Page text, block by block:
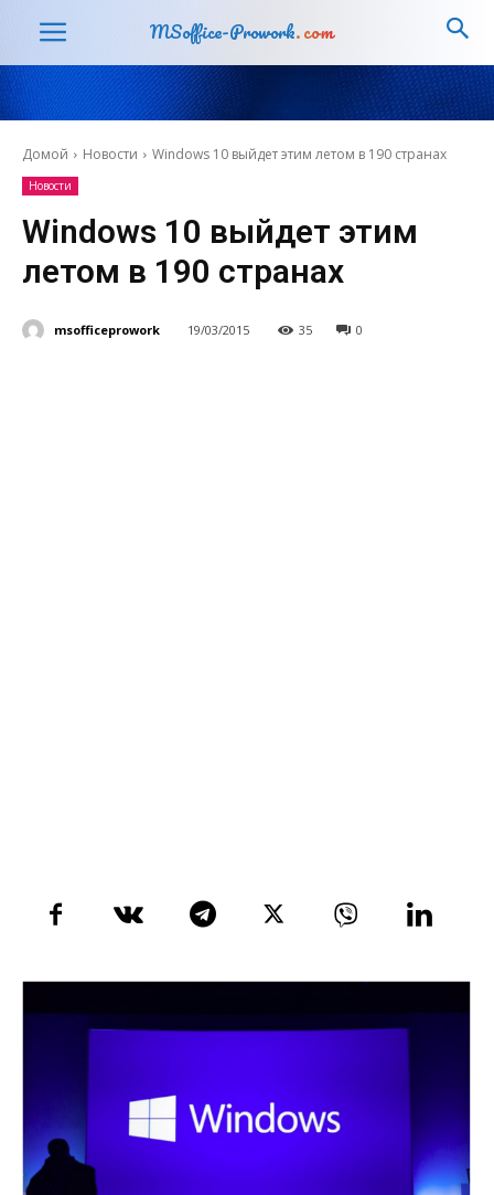
MSoffice-Prowork.com
Домой Новости Windows 10 выйдет этим летом в 190 странах
Новости
Windows 10 выйдет этим
летом в 190 странах
msofficeprowork 19/03/2015 35 0